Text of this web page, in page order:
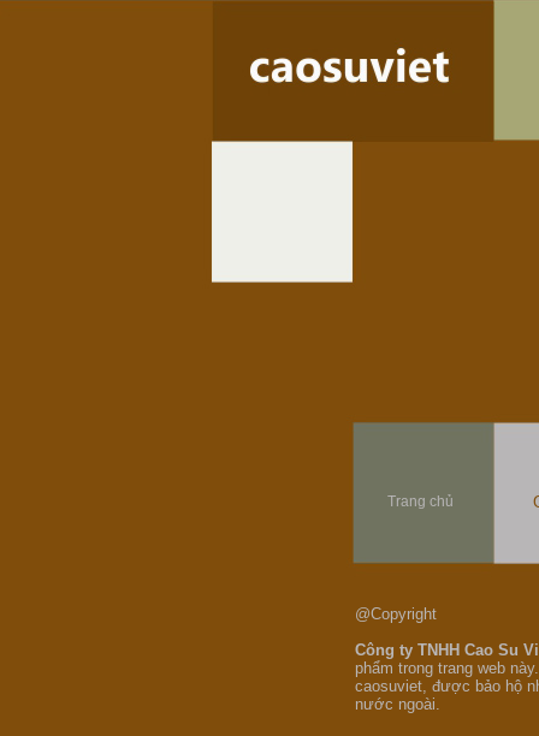
Trang chủ
@Copyright
Công ty TNHH Cao Su
phẩm trong trang web
caosuviet, được bảo hộ
nước ngoài.